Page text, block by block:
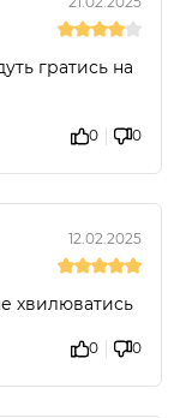
гратись на
0 0
12.02.2025
хвилюватись
0 0